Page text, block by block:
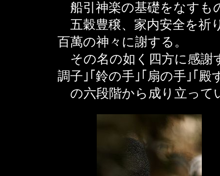
船引神楽の基礎をなすも
五穀豊穣、家内安全を祈
百萬の神々に謝する。
その名の如く四方に感謝
調子｣｢鈴の手｣｢扇の手｣｢殿
の六段階から成り立って